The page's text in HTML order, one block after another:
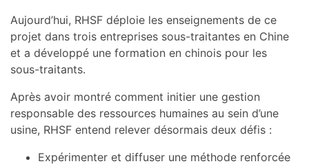
Aujourd’hui, RHSF déploie les enseignements de ce
projet dans trois entreprises sous-traitantes en Chine
et a développé une formation en chinois pour les
sous-traitants.
Après avoir montré comment initier une gestion
responsable des ressources humaines au sein d’une
usine, RHSF entend relever désormais deux défis :
Expérimenter et diffuser une méthode renforcée